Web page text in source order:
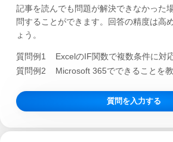
記事を読んでも問題が解決できなかった
問することができます。回答の精度は高
ょう。
質問例1
ExcelのIF関数で複数条件に対
質問例2
Microsoft 365でできることを
質問を入力する